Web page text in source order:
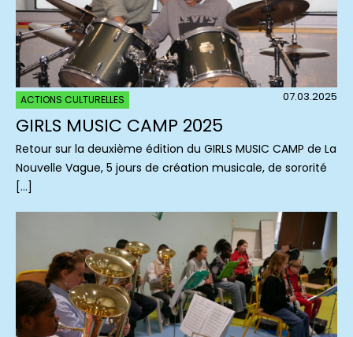
ACTIONS CULTURELLES 07.03.2025
GIRLS MUSIC CAMP 2025
Retour sur la deuxième édition du GIRLS MUSIC CAMP de La
Nouvelle Vague, 5 jours de création musicale, de sororité
[…]